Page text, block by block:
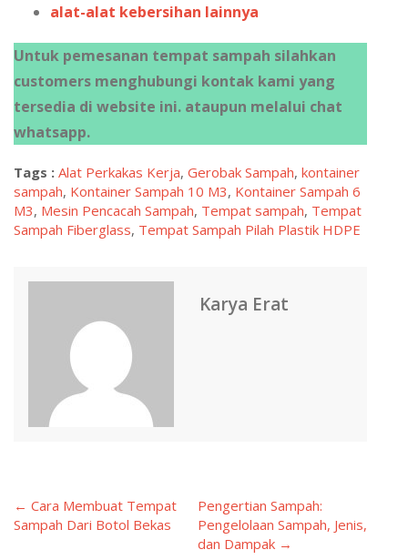
alat-alat kebersihan lainnya
Untuk pemesanan tempat sampah silahkan
customers menghubungi kontak kami yang
tersedia di website ini. ataupun melalui chat
whatsapp.
Tags : Alat Perkakas Kerja, Gerobak Sampah, kontainer
sampah, Kontainer Sampah 10 M3, Kontainer Sampah 6
M3, Mesin Pencacah Sampah, Tempat sampah, Tempat
Sampah Fiberglass, Tempat Sampah Pilah Plastik HDPE
Karya Erat
Post
← Cara Membuat Tempat
Sampah Dari Botol Bekas
Pengertian Sampah:
Pengelolaan Sampah, Jenis,
dan Dampak →